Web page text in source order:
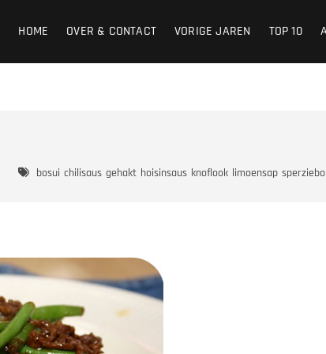
HOME OVER & CONTACT VORIGE JAREN TOP 10
bosui chilisaus gehakt hoisinsaus knoflook limoensap